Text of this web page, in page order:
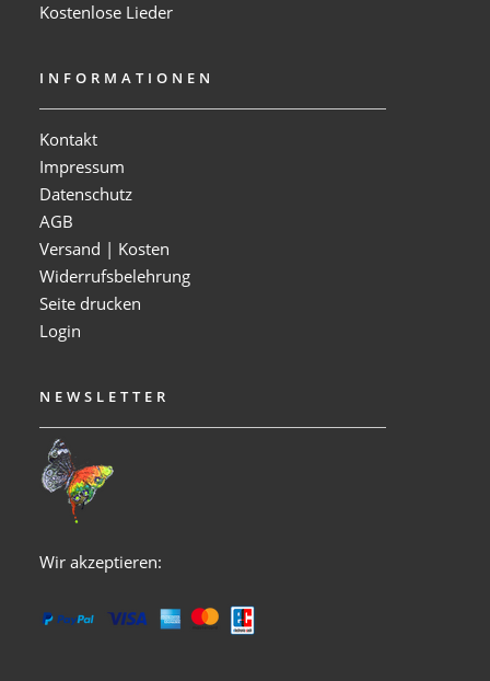
Kostenlose Lieder
INFORMATIONEN
Kontakt
Impressum
Datenschutz
AGB
Versand | Kosten
Widerrufsbelehrung
Seite drucken
Login
NEWSLETTER
Wir akzeptieren: